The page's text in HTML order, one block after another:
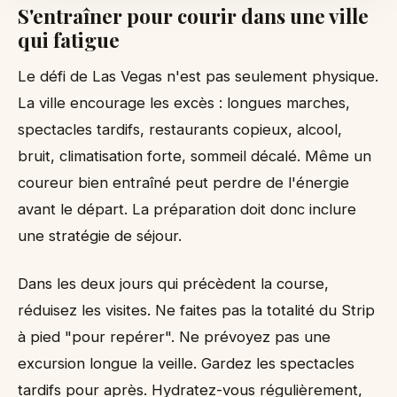
S'entraîner pour courir dans une ville
qui fatigue
Le défi de Las Vegas n'est pas seulement physique.
La ville encourage les excès : longues marches,
spectacles tardifs, restaurants copieux, alcool,
bruit, climatisation forte, sommeil décalé. Même un
coureur bien entraîné peut perdre de l'énergie
avant le départ. La préparation doit donc inclure
une stratégie de séjour.
Dans les deux jours qui précèdent la course,
réduisez les visites. Ne faites pas la totalité du Strip
à pied "pour repérer". Ne prévoyez pas une
excursion longue la veille. Gardez les spectacles
tardifs pour après. Hydratez-vous régulièrement,